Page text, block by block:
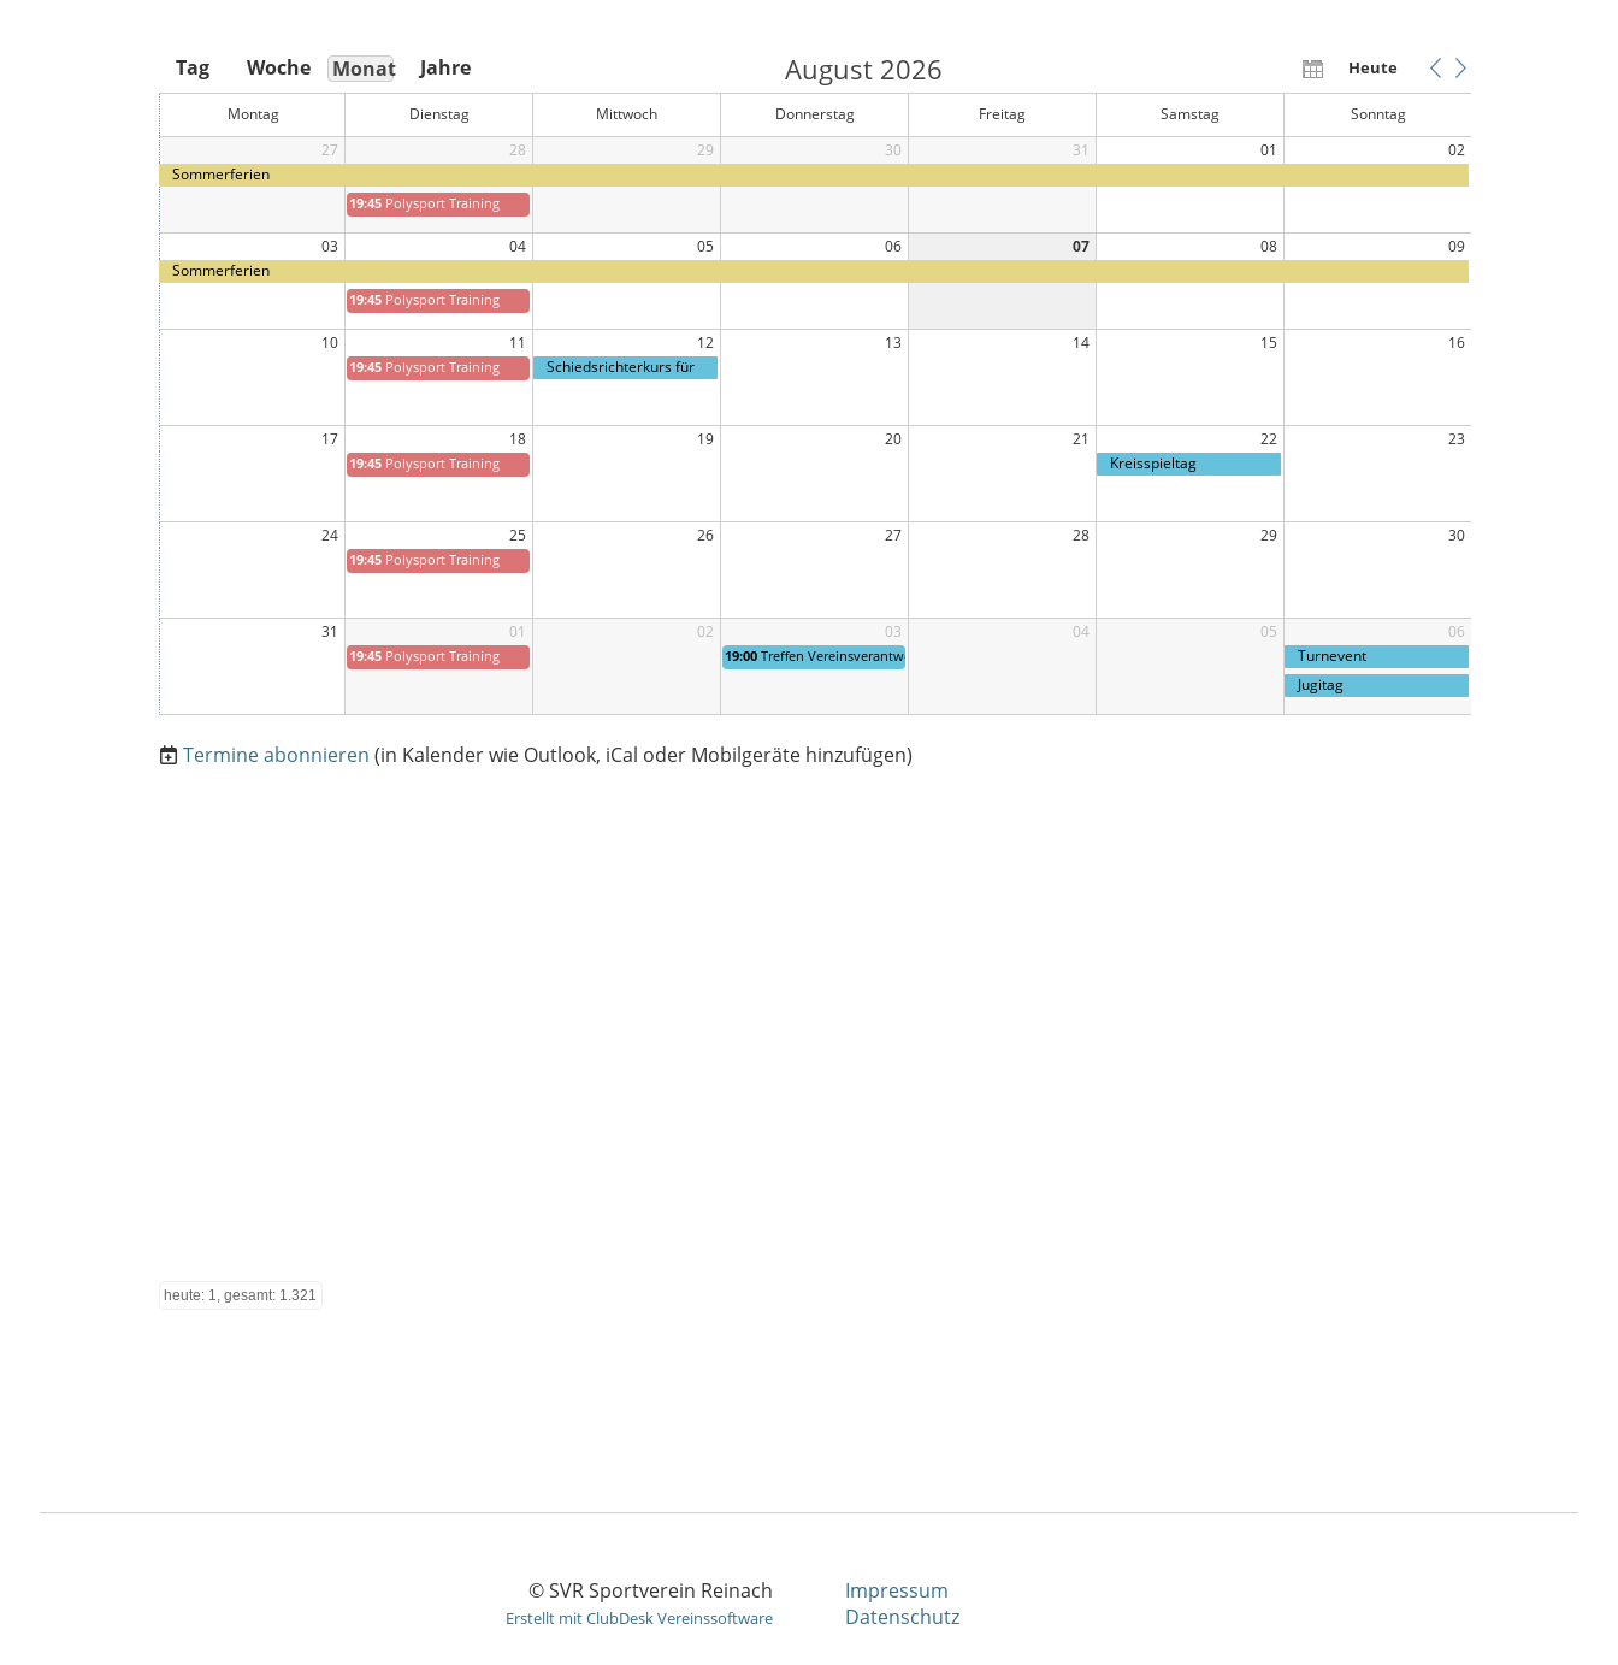
Heute
August 2026
Tag Woche Monat Jahre
Montag Dienstag Mittwoch Donnerstag Freitag Samstag
Sonntag
27
28 29 30 31 01 02
03 04 05 06 07 08 09
10 11 12 13 14 15 16
17 18 19 20 21 22 23
24 25 26 27 28 29 30
31 01 02 03 04 05 06
Sommerferien
Sommerferien
19:45 Polysport Training
19:45 Polysport Training
19:45 Polysport Training
Schiedsrichterkurs für
Kreisspieltag
19:45 Polysport Training Kreisspieltag
19:45 Polysport Training
19:45 Polysport Training 19:00 Treffen Vereinsverantwortliche Reinach
Turnevent
Jugitag
Termine abonnieren (in Kalender wie Outlook, iCal oder Mobilgeräte hinzufügen)
heute: 1, gesamt: 1.321
© SVR Sportverein Reinach
Erstellt mit ClubDesk Vereinssoftware
Impressum
Datenschutz